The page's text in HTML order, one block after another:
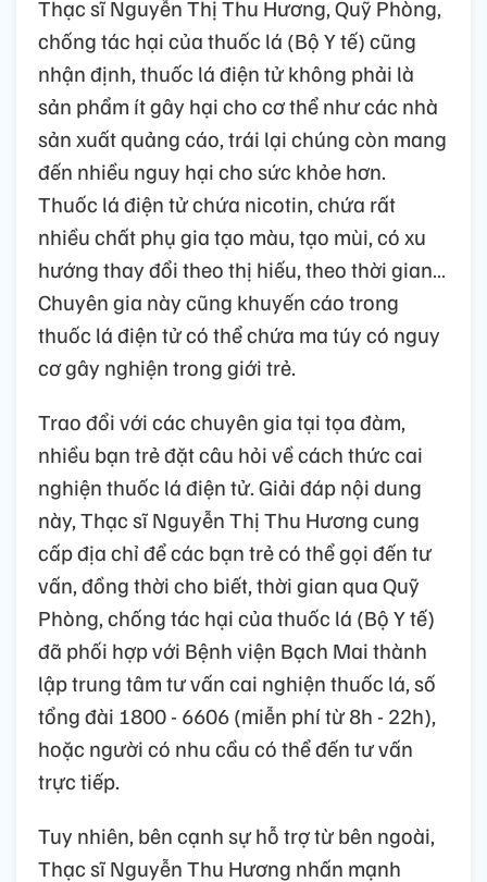
Thạc sĩ Nguyễn Thị Thu Hương, Quỹ Phòng,
chống tác hại của thuốc lá (Bộ Y tế) cũng
nhận định, thuốc lá điện tử không phải là
sản phẩm ít gây hại cho cơ thể như các nhà
sản xuất quảng cáo, trái lại chúng còn mang
đến nhiều nguy hại cho sức khỏe hơn.
Thuốc lá điện tử chứa nicotin, chứa rất
nhiều chất phụ gia tạo màu, tạo mùi, có xu
hướng thay đổi theo thị hiếu, theo thời gian…
Chuyên gia này cũng khuyến cáo trong
thuốc lá điện tử có thể chứa ma túy có nguy
cơ gây nghiện trong giới trẻ.
Trao đổi với các chuyên gia tại tọa đàm,
nhiều bạn trẻ đặt câu hỏi về cách thức cai
nghiện thuốc lá điện tử. Giải đáp nội dung
này, Thạc sĩ Nguyễn Thị Thu Hương cung
cấp địa chỉ để các bạn trẻ có thể gọi đến tư
vấn, đồng thời cho biết, thời gian qua Quỹ
Phòng, chống tác hại của thuốc lá (Bộ Y tế)
đã phối hợp với Bệnh viện Bạch Mai thành
lập trung tâm tư vấn cai nghiện thuốc lá, số
tổng đài 1800 - 6606 (miễn phí từ 8h - 22h),
hoặc người có nhu cầu có thể đến tư vấn
trực tiếp.
Tuy nhiên, bên cạnh sự hỗ trợ từ bên ngoài,
Thạc sĩ Nguyễn Thu Hương nhấn mạnh